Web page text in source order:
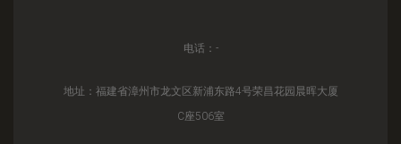
电话：-
地址：福建省漳州市龙文区新浦东路4号荣昌花园晨晖大厦
C座506室